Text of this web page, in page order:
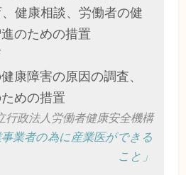
健康相談、労働者の健
のための措置
康障害の原因の調査、
めの措置
行政法人労働者健康安全機構
事業者の為に産業医ができる
こと」